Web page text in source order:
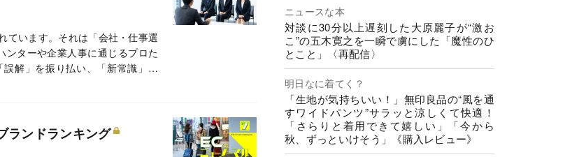
ています。それは「会社・仕事選
ンターや企業人事に通じるプロた
解」を振り払い、「新常識」と
ランドランキング
ニュースな本
対談に30分以上遅刻した大原麗子が“激お
こ”の五木寛之を一瞬で虜にした「魔性のひ
とこと」〈再配信〉
明日なに着てく？
「生地が気持ちいい！」無印良品の“風を通
すワイドパンツ”サラッと涼しくて快適！
「さらりと着用できて嬉しい」「今から
秋、ずっといけそう」《購入レビュー》